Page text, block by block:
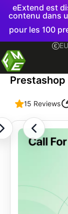
eExtend est
contenu dans
pour les 100
15 Reviews